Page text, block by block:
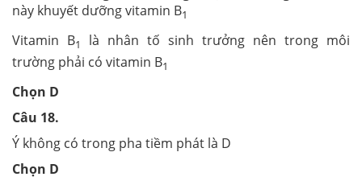
này khuyết dưỡng vitamin B1
Vitamin B1
là nhân tố sinh trưởng nên trong môi
trường phải có vitamin B1
Chọn D
Câu 18.
Ý không có trong pha tiềm phát là D
Chọn D